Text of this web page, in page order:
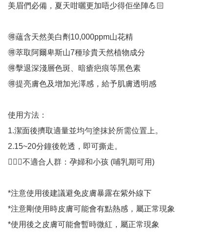
美眉們必備，夏天咁曬更加唔少得佢坐陣💪🏻
🉐蘊含天然美白劑10,000ppm山花精
🉐萃取阿爾卑斯山7種珍貴天然植物成分
🉐擊退深淺層色斑、暗瘡疤痕等黑色素
🉐提亮膚色及增加光澤感，給予肌膚透明感
使用方法：
1.潔面後擠取適量並均勻塗抹於所需位置上。
2.15~20分鐘後乾透，即可撕走。
🙅🏼‍♀️不適合人群：孕婦和小孩 (哺乳期可用)
*注意使用後建議避免皮膚暴露在紫外線下
*注意剛使用時皮膚可能會有點熱感，屬正常現象
*使用後之皮膚可能會暫時微紅，屬正常現象